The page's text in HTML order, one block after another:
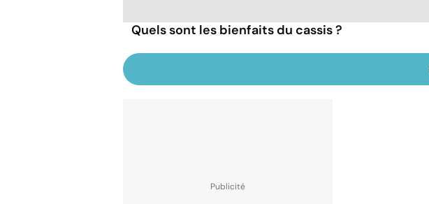
Quels sont les bienfaits du cassis ?